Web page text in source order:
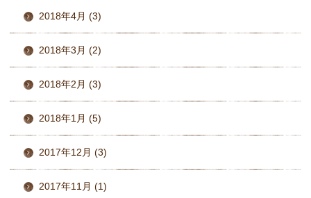
2018年4月 (3)
2018年3月 (2)
2018年2月 (3)
2018年1月 (5)
2017年12月 (3)
2017年11月 (1)